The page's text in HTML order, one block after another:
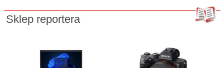
Sklep reportera